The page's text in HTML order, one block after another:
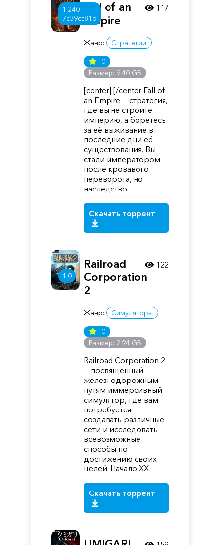
1.240-
7c39cc81d
Fall of an
Empire
Жанр: Стратегии
0
Размер: 9.40 GB
[center] [/center Fall of
an Empire — стратегия,
где вы не строите
империю, а боретесь
за её выживание в
последние дни её
существования. Вы
стали императором
после кровавого
переворота, но
наследство
Скачать торрент
117
1.0
Railroad
Corporation
2
Жанр: Симуляторы
0
Размер: 2.94 GB
Railroad Corporation 2
— посвященный
железнодорожным
путям иммерсивный
симулятор, где вам
потребуется
создавать различные
сети и исследовать
всевозможные
способы по
достижению своих
целей. Начало XX
Скачать торрент
122